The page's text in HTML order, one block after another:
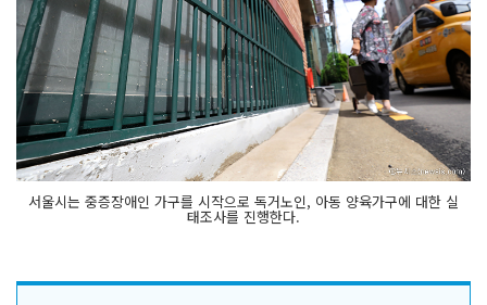
서울시는 중증장애인 가구를 시작으로 독거노인, 아동 양육가구에 대한 실
태조사를 진행한다.